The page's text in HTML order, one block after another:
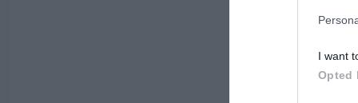
I want
Opted